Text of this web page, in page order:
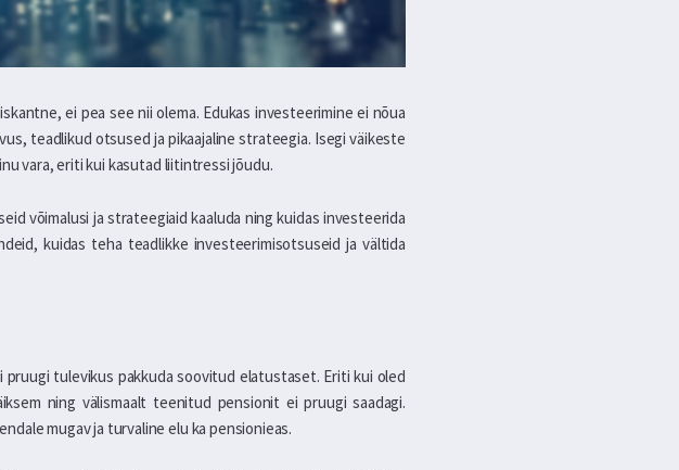
ei pea see nii olema. Edukas investeerimine ei nõua
teadlikud otsused ja pikaajaline strateegia. Isegi väikeste
vara, eriti kui kasutad liitintressi jõudu.
võimalusi ja strateegiaid kaaluda ning kuidas investeerida
kuidas teha teadlikke investeerimisotsuseid ja vältida
tulevikus pakkuda soovitud elatustaset. Eriti kui oled
ning välismaalt teenitud pensionit ei pruugi saadagi.
mugav ja turvaline elu ka pensionieas.